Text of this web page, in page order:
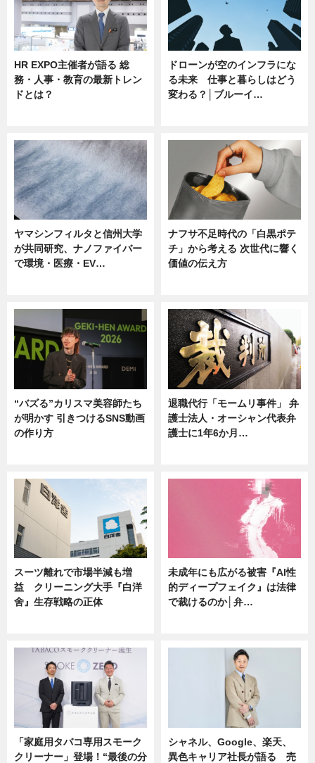
HR EXPO主催者が語る 総
務・人事・教育の最新トレン
ドとは？
ドローンが空のインフラにな
る未来 仕事と暮らしはどう
変わる？│ブルーイ…
ヤマシンフィルタと信州大学
が共同研究、ナノファイバー
で環境・医療・EV…
ナフサ不足時代の「白黒ポテ
チ」から考える 次世代に響く
価値の伝え方
“バズる”カリスマ美容師たち
が明かす 引きつけるSNS動画
の作り方
退職代行「モームリ事件」 弁
護士法人・オーシャン代表弁
護士に1年6か月…
スーツ離れで市場半減も増
益 クリーニング大手『白洋
舍』生存戦略の正体
未成年にも広がる被害『AI性
的ディープフェイク』は法律
で裁けるのか│弁…
「家庭用タバコ専用スモーク
クリーナー」登場！“最後の分
シャネル、Google、楽天、
異色キャリア社長が語る 売